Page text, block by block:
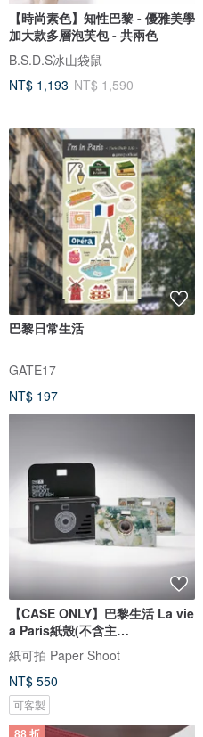
【時尚素色】知性巴黎 - 優雅美學
加大款多層泡芙包 - 共兩色
B.S.D.S冰山袋鼠
NT$ 1,193 NT$ 1,590
巴黎日常生活
GATE17
NT$ 197
【CASE ONLY】巴黎生活 La vie
a Paris紙殼(不含主
機)PaperShoot
紙可拍 Paper Shoot
NT$ 550
可客製
88 折